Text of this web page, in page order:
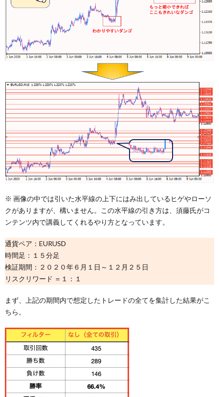
※ 画像の中では引いた水平線の上下にはみ出しているヒゲやローソ
クがありますが、構いません。この水平線の引き方は、須藤氏がコ
ンテンツ内で講義してくれるやり方となっています。
通貨ペア：EURUSD
時間足：１５分足
検証期間：２０２０年６月１日～１２月２５日
リスクリワード ＝１：１
まず、上記の期間内で想定したトレードの全てを集計した結果がこ
ちら。